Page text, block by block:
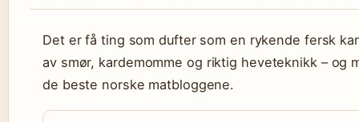
Det er få ting som dufter som en rykende fersk
av smør, kardemomme og riktig heveteknikk – og
de beste norske matbloggene.